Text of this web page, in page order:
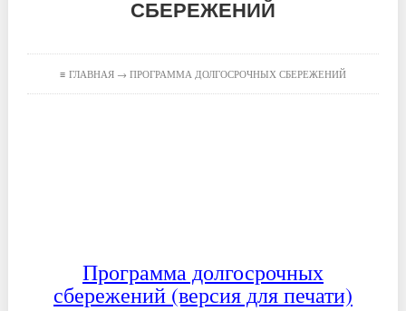
СБЕРЕЖЕНИЙ
≡ ГЛАВНАЯ→ ПРОГРАММА ДОЛГОСРОЧНЫХ СБЕРЕЖЕНИЙ
Программа долгосрочных
сбережений (версия для печати)